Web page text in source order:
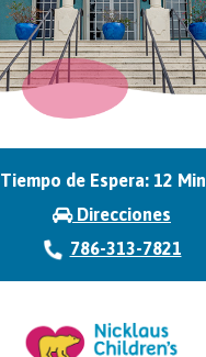
Tiempo de Espera: 12
Direcciones
786-313-7821